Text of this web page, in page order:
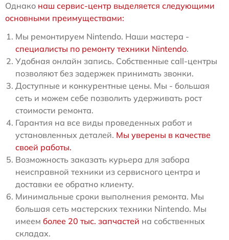
Однако наш сервис-центр выделяется следующими
основными преимуществами:
Мы ремонтируем Nintendo. Наши мастера -
специалисты по ремонту техники Nintendo.
Удобная онлайн запись. Собственные call-центры
позволяют без задержек принимать звонки.
Доступные и конкурентные цены. Мы - большая
сеть и можем себе позволить удерживать рост
стоимости ремонта.
Гарантия на все виды проведенных работ и
установленных деталей. Мы уверены в качестве
своей работы.
Возможность заказать курьера для забора
неисправной техники из сервисного центра и
доставки ее обратно клиенту.
Минимальные сроки выполнения ремонта. Мы
большая сеть мастерских техники Nintendo. Мы
имеем более 20 тыс. запчастей на собственных
складах.